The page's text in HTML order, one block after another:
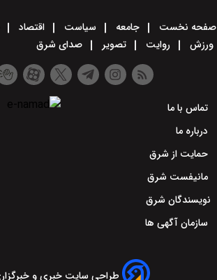
صفحه نخست جامعه سیاست اقتصاد
ورزش
روایت تصویر صدای شرق
تماس با ما
درباره ما
حمایت از شرق
مانیفست شرق
نویسندگان شرق
سازمان آگهی ها
طراحی سایت خبری و